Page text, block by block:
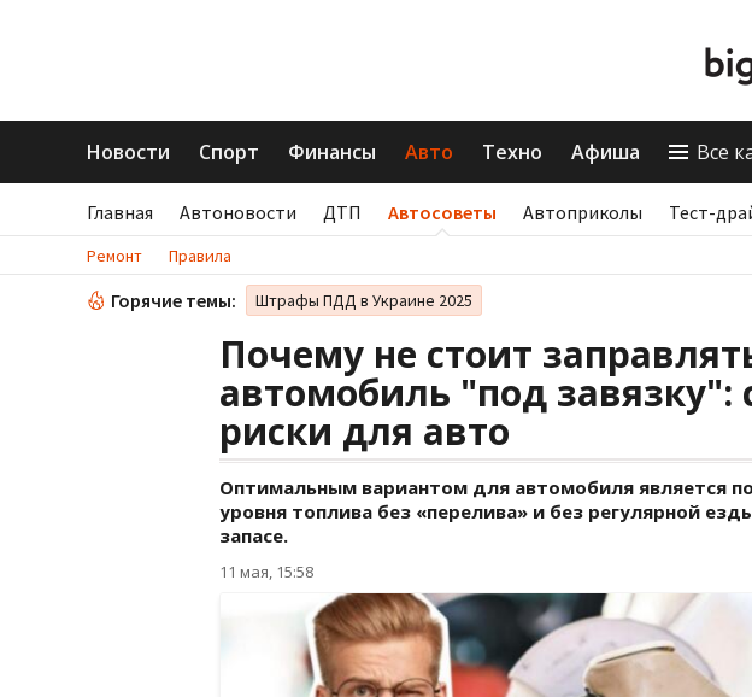
Новости Спорт Финансы Авто Техно Афиша Все
Главная Автоновости ДТП Автосоветы Автоприколы Тест-
Ремонт Правила
Горячие темы: Штрафы ПДД в Украине 2025
Почему не стоит
автомобиль "под завязку":
риски для авто
Оптимальным вариантом для автомобиля является
уровня топлива без «перелива» и без регулярной
запасе.
11 мая, 15:58